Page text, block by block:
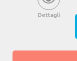
Dettagli